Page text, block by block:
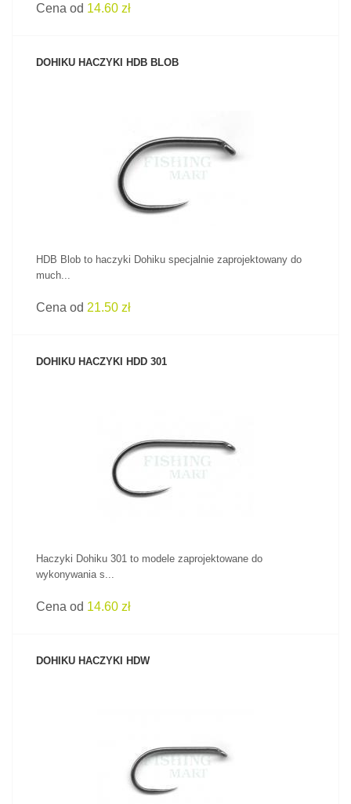
Cena od 14.60 zł
DOHIKU HACZYKI HDB BLOB
ZOBACZ PRODUKT
HDB Blob to haczyki Dohiku specjalnie zaprojektowany do
much...
Cena od 21.50 zł
DOHIKU HACZYKI HDD 301
ZOBACZ PRODUKT
Haczyki Dohiku 301 to modele zaprojektowane do
wykonywania s...
Cena od 14.60 zł
DOHIKU HACZYKI HDW